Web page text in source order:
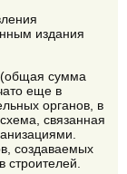
издания
сумма
еще в
органов, в
связанная
создаваемых